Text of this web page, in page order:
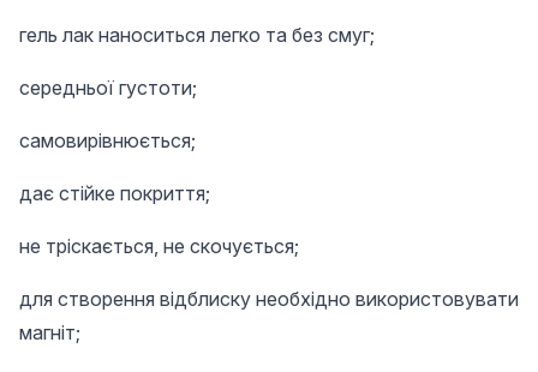
гель лак наноситься легко та без смуг;
середньої густоти;
самовирівнюється;
дає стійке покриття;
не тріскається, не скочується;
для створення відблиску необхідно використовувати
магніт;